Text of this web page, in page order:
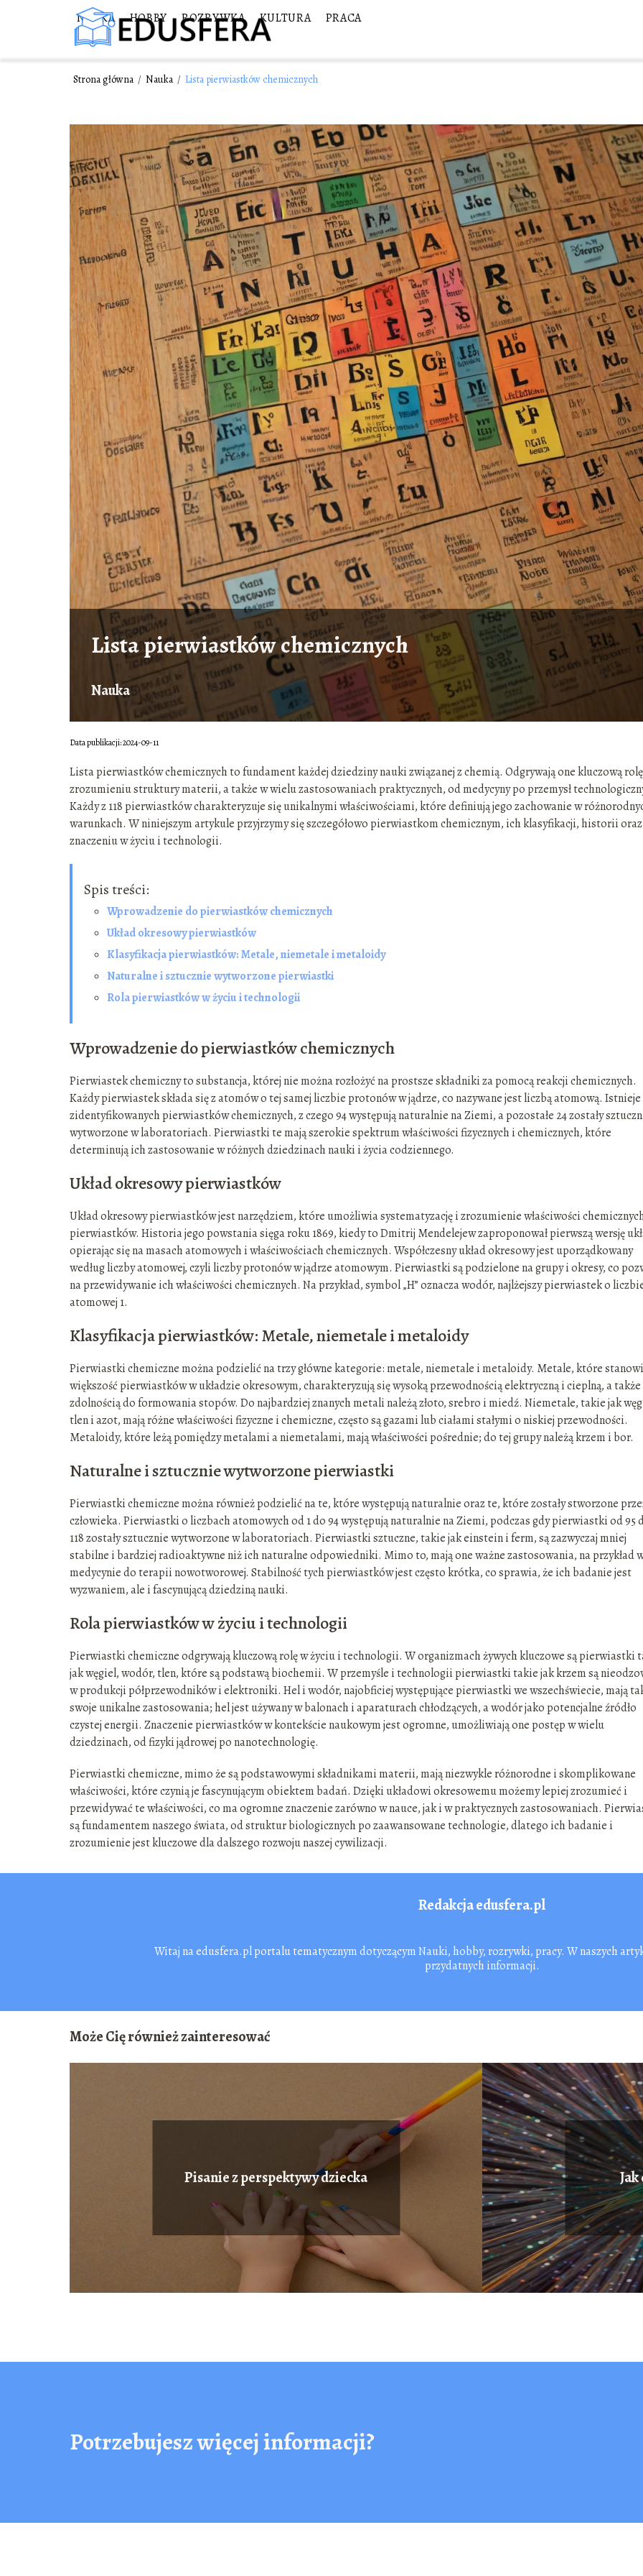
NAUKA HOBBY ROZRYWKA KULTURA PRACA
Strona główna / Nauka / Lista pierwiastków chemicznych
Lista pierwiastków chemicznych
Nauka
Data publikacji: 2024-09-11
Lista pierwiastków chemicznych to fundament każdej dziedziny nauki związanej z chemią. Odgrywają one kluczową
zrozumieniu struktury materii, a także w wielu zastosowaniach praktycznych, od medycyny po przemysł
Każdy z 118 pierwiastków charakteryzuje się unikalnymi właściwościami, które definiują jego zachowanie w
warunkach. W niniejszym artykule przyjrzymy się szczegółowo pierwiastkom chemicznym, ich klasyfikacji, historii oraz
znaczeniu w życiu i technologii.
Spis treści:
Wprowadzenie do pierwiastków chemicznych
Układ okresowy pierwiastków
Klasyfikacja pierwiastków: Metale, niemetale i metaloidy
Naturalne i sztucznie wytworzone pierwiastki
Rola pierwiastków w życiu i technologii
Wprowadzenie do pierwiastków chemicznych
Pierwiastek chemiczny to substancja, której nie można rozłożyć na prostsze składniki za pomocą reakcji chemicznych.
Każdy pierwiastek składa się z atomów o tej samej liczbie protonów w jądrze, co nazywane jest liczbą atomową. Istnieje
zidentyfikowanych pierwiastków chemicznych, z czego 94 występują naturalnie na Ziemi, a pozostałe 24 zostały
wytworzone w laboratoriach. Pierwiastki te mają szerokie spektrum właściwości fizycznych i chemicznych, które
determinują ich zastosowanie w różnych dziedzinach nauki i życia codziennego.
Układ okresowy pierwiastków
Układ okresowy pierwiastków jest narzędziem, które umożliwia systematyzację i zrozumienie właściwości
pierwiastków. Historia jego powstania sięga roku 1869, kiedy to Dmitrij Mendelejew zaproponował pierwszą wersję
opierając się na masach atomowych i właściwościach chemicznych. Współczesny układ okresowy jest uporządkowany
według liczby atomowej, czyli liczby protonów w jądrze atomowym. Pierwiastki są podzielone na grupy i okresy, co
na przewidywanie ich właściwości chemicznych. Na przykład, symbol „H” oznacza wodór, najlżejszy pierwiastek o
atomowej 1.
Klasyfikacja pierwiastków: Metale, niemetale i metaloidy
Pierwiastki chemiczne można podzielić na trzy główne kategorie: metale, niemetale i metaloidy. Metale, które
większość pierwiastków w układzie okresowym, charakteryzują się wysoką przewodnością elektryczną i cieplną, a także
zdolnością do formowania stopów. Do najbardziej znanych metali należą złoto, srebro i miedź. Niemetale, takie jak
tlen i azot, mają różne właściwości fizyczne i chemiczne, często są gazami lub ciałami stałymi o niskiej przewodności.
Metaloidy, które leżą pomiędzy metalami a niemetalami, mają właściwości pośrednie; do tej grupy należą krzem i bor.
Naturalne i sztucznie wytworzone pierwiastki
Pierwiastki chemiczne można również podzielić na te, które występują naturalnie oraz te, które zostały stworzone
człowieka. Pierwiastki o liczbach atomowych od 1 do 94 występują naturalnie na Ziemi, podczas gdy pierwiastki od 95
118 zostały sztucznie wytworzone w laboratoriach. Pierwiastki sztuczne, takie jak einstein i ferm, są zazwyczaj mniej
stabilne i bardziej radioaktywne niż ich naturalne odpowiedniki. Mimo to, mają one ważne zastosowania, na przykład
medycynie do terapii nowotworowej. Stabilność tych pierwiastków jest często krótka, co sprawia, że ich badanie jest
wyzwaniem, ale i fascynującą dziedziną nauki.
Rola pierwiastków w życiu i technologii
Pierwiastki chemiczne odgrywają kluczową rolę w życiu i technologii. W organizmach żywych kluczowe są pierwiastki
jak węgiel, wodór, tlen, które są podstawą biochemii. W przemyśle i technologii pierwiastki takie jak krzem są
w produkcji półprzewodników i elektroniki. Hel i wodór, najobficiej występujące pierwiastki we wszechświecie, mają
swoje unikalne zastosowania; hel jest używany w balonach i aparaturach chłodzących, a wodór jako potencjalne źródło
czystej energii. Znaczenie pierwiastków w kontekście naukowym jest ogromne, umożliwiają one postęp w wielu
dziedzinach, od fizyki jądrowej po nanotechnologię.
Pierwiastki chemiczne, mimo że są podstawowymi składnikami materii, mają niezwykle różnorodne i skomplikowane
właściwości, które czynią je fascynującym obiektem badań. Dzięki układowi okresowemu możemy lepiej zrozumieć i
przewidywać te właściwości, co ma ogromne znaczenie zarówno w nauce, jak i w praktycznych zastosowaniach.
są fundamentem naszego świata, od struktur biologicznych po zaawansowane technologie, dlatego ich badanie i
zrozumienie jest kluczowe dla dalszego rozwoju naszej cywilizacji.
Redakcja edusfera.pl
Witaj na edusfera.pl portalu tematycznym dotyczącym Nauki, hobby, rozrywki, pracy. W naszych
przydatnych informacji.
Może Cię również zainteresować
Pisanie z perspektywy dziecka
Potrzebujesz więcej informacji?